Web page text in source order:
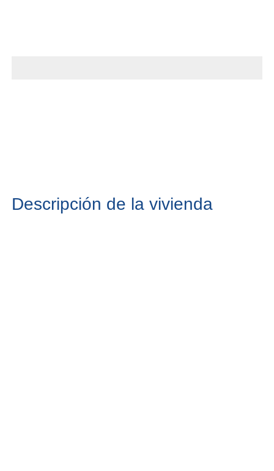
Descripción de la vivienda